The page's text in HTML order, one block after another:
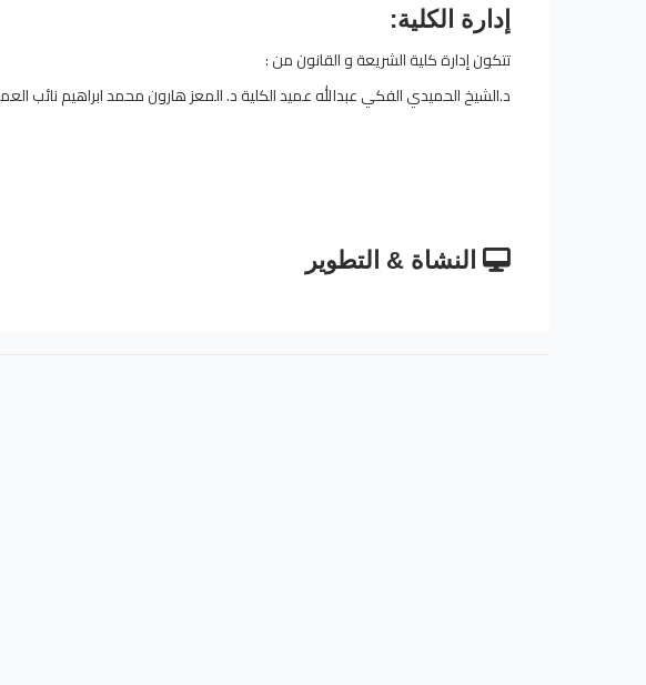
إدارة الكلية:
تتكون إدارة كلية الشريعة و القانون من :
د.الشيخ الحميدي الفكي عبدالله عميد الكلية د. المعز هارون محمد ابراهيم نائب
النشاة & التطوير